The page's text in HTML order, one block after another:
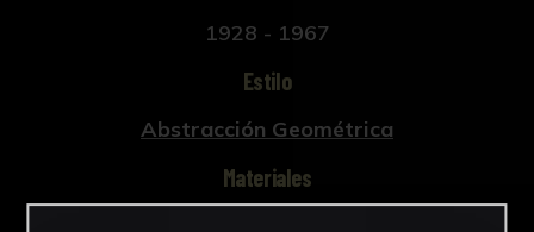
1928 - 1967
Estilo
Abstracción Geométrica
Materiales